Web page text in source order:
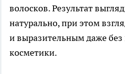
волосков. Результат
натурально, при этом
и выразительным даже без
косметики.